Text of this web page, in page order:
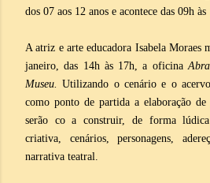
dos 07 aos 12 anos e acontece das 09h às
A atriz e arte educadora Isabela Moraes
janeiro, das 14h às 17h, a oficina
Museu.
Utilizando o cenário e o
como ponto de partida a elaboração de
serão co a construir, de forma
criativa, cenários, personagens,
narrativa teatral.